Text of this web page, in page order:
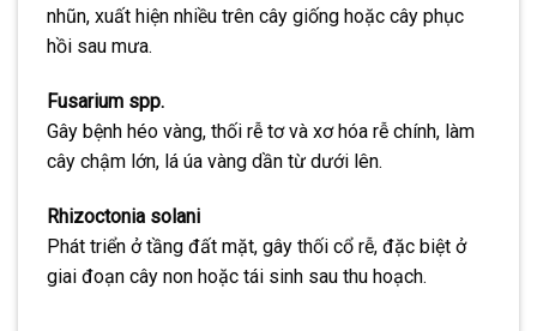
nhũn, xuất hiện nhiều trên cây giống hoặc cây phục
hồi sau mưa.
Fusarium spp.
Gây bệnh héo vàng, thối rễ tơ và xơ hóa rễ chính, làm
cây chậm lớn, lá úa vàng dần từ dưới lên.
Rhizoctonia solani
Phát triển ở tầng đất mặt, gây thối cổ rễ, đặc biệt ở
giai đoạn cây non hoặc tái sinh sau thu hoạch.